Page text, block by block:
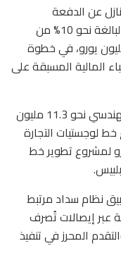
عن الدفعة
المقدمة المنصوص عليها في التعاقد، والبالغة نحو 10% من
قيمة العقدين أو ما يعادل 1.1 مليون يورو، في خطوة
المالية المسبقة على
وتبلغ القيمة الإجمالية لعقود الإشراف الهندسي نحو 11.3 مليون
لمشروع خط لوجستيات التجارة
و3.3 ملايين يورو لمشروع تطوير خط
نظام سداد مرتبط
عبر إيصالات تُصرف
المحرز في تنفيذ